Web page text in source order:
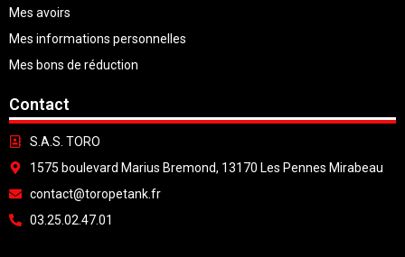
Mes avoirs
Mes informations personnelles
Mes bons de réduction
Contact
S.A.S. TORO
1575 boulevard Marius Bremond, 13170 Les Pennes Mirabeau
contact@toropetank.fr
03.25.02.47.01